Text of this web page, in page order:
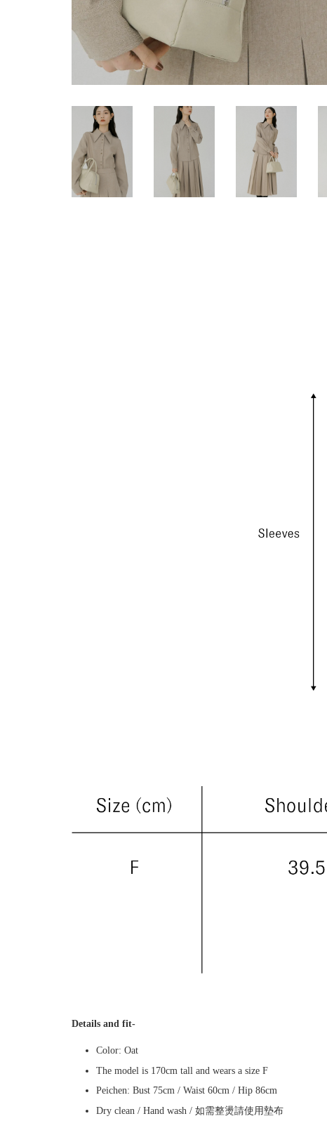
Details and fit-
Color: Oat
The model is 170cm tall and wears a size F
Peichen: Bust 75cm / Waist 60cm / Hip 86cm
Dry clean / Hand wash / 如需整燙請使用墊布